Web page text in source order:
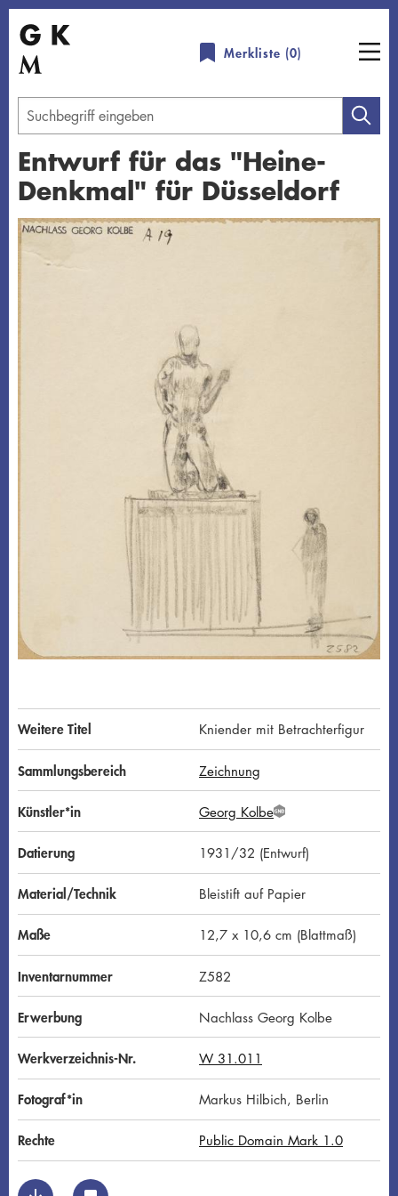
Direkt
zum
Inhalt
Merkliste (0)
Geben
Sie
einen
Suchbegriff
Entwurf für das "Heine-
Denkmal" für Düsseldorf
Übersicht schließen
Weitere Titel Kniender mit Betrachterfigur
Sammlungsbereich Zeichnung
Künstler*in Georg KolbeG
N
D
Datierung 1931/32 (Entwurf)
Material/Technik Bleistift auf Papier
Maße 12,7 x 10,6 cm (Blattmaß)
Inventarnummer Z582
Erwerbung Nachlass Georg Kolbe
Werkverzeichnis-Nr. W 31.011
Fotograf*in Markus Hilbich, Berlin
Rechte Public Domain Mark 1.0